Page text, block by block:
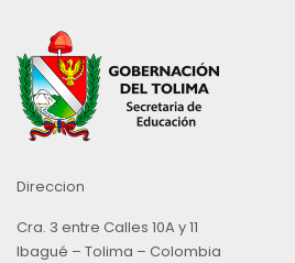
Direccion
Cra. 3 entre Calles 10A y 11
Ibagué – Tolima – Colombia